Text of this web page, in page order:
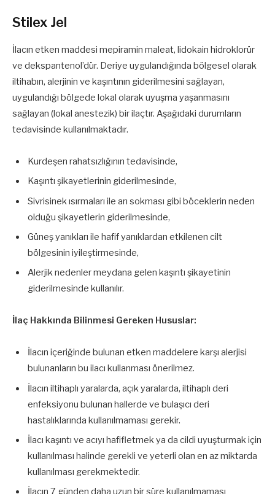
Stilex Jel
İlacın etken maddesi mepiramin maleat, lidokain hidroklorür
ve dekspantenol’dür. Deriye uygulandığında bölgesel olarak
iltihabın, alerjinin ve kaşıntının giderilmesini sağlayan,
uygulandığı bölgede lokal olarak uyuşma yaşanmasını
sağlayan (lokal anestezik) bir ilaçtır. Aşağıdaki durumların
tedavisinde kullanılmaktadır.
Kurdeşen rahatsızlığının tedavisinde,
Kaşıntı şikayetlerinin giderilmesinde,
Sivrisinek ısırmaları ile arı sokması gibi böceklerin neden
olduğu şikayetlerin giderilmesinde,
Güneş yanıkları ile hafif yanıklardan etkilenen cilt
bölgesinin iyileştirmesinde,
Alerjik nedenler meydana gelen kaşıntı şikayetinin
giderilmesinde kullanılır.
İlaç Hakkında Bilinmesi Gereken Hususlar:
İlacın içeriğinde bulunan etken maddelere karşı alerjisi
bulunanların bu ilacı kullanması önerilmez.
İlacın iltihaplı yaralarda, açık yaralarda, iltihaplı deri
enfeksiyonu bulunan hallerde ve bulaşıcı deri
hastalıklarında kullanılmaması gerekir.
İlacı kaşıntı ve acıyı hafifletmek ya da cildi uyuşturmak için
kullanılması halinde gerekli ve yeterli olan en az miktarda
kullanılması gerekmektedir.
İlacın 7 günden daha uzun bir süre kullanılmaması